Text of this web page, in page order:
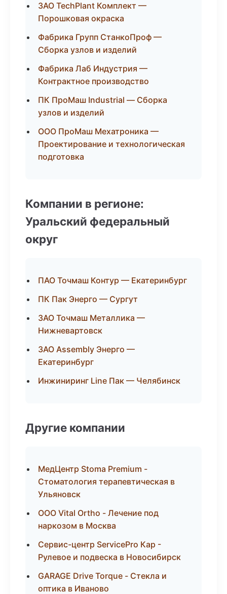
ЗАО TechPlant Комплект —
Порошковая окраска
Фабрика Групп СтанкоПроф —
Сборка узлов и изделий
Фабрика Лаб Индустрия —
Контрактное производство
ПК ПроМаш Industrial — Сборка
узлов и изделий
ООО ПроМаш Мехатроника —
Проектирование и технологическая
подготовка
Компании в регионе:
Уральский федеральный
округ
ПАО Точмаш Контур — Екатеринбург
ПК Пак Энерго — Сургут
ЗАО Точмаш Металлика —
Нижневартовск
ЗАО Assembly Энерго —
Екатеринбург
Инжиниринг Line Пак — Челябинск
Другие компании
МедЦентр Stoma Premium -
Стоматология терапевтическая в
Ульяновск
ООО Vital Ortho - Лечение под
наркозом в Москва
Сервис-центр ServicePro Кар -
Рулевое и подвеска в Новосибирск
GARAGE Drive Torque - Стекла и
оптика в Иваново